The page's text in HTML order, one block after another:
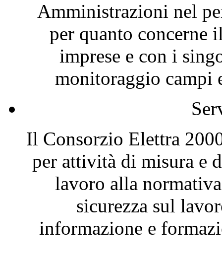
Amministrazioni nel
per quanto concerne
imprese e con i
monitoraggio campi
Il Consorzio Elettra
per attività di misura e
lavoro alla
sicurezza sul
informazione e